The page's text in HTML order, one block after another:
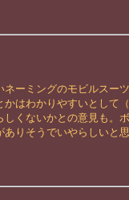
ーミングのモビルスー
はわかりやすいとして
くないかとの意見も。
りそうでいやらしいと